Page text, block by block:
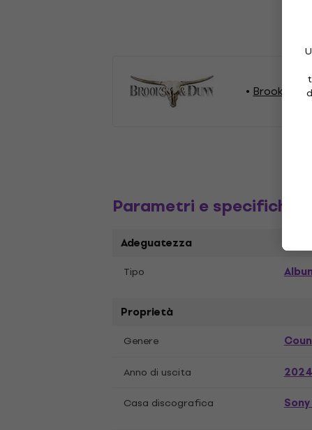
Brooks &
Parametri e specifiche
Adeguatezza
Tipo
Proprietà
Genere
Anno di uscita 2024
Casa discografica